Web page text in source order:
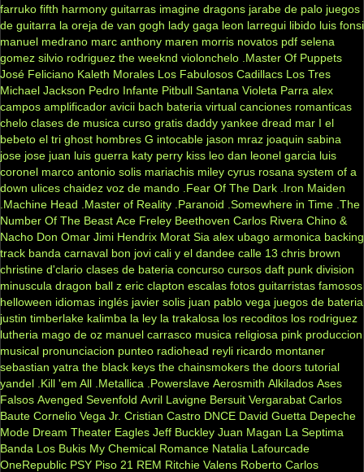
farruko fifth harmony guitarras imagine dragons jarabe de palo juegos
de guitarra la oreja de van gogh lady gaga leon larregui libido luis fonsi
manuel medrano marc anthony maren morris novatos pdf selena
gomez silvio rodriguez the weeknd violonchelo .Master Of Puppets
José Feliciano Kaleth Morales Los Fabulosos Cadillacs Los Tres
Michael Jackson Pedro Infante Pitbull Santana Violeta Parra alex
campos amplificador avicii bach bateria virtual canciones romanticas
chelo clases de musica curso gratis daddy yankee dread mar I el
bebeto el tri ghost hombres G intocable jason mraz joaquin sabina
jose jose juan luis guerra katy perry kiss leo dan leonel garcia luis
coronel marco antonio solis mariachis miley cyrus rosana system of a
down ulices chaidez voz de mando .Fear Of The Dark .Iron Maiden
.Machine Head
.Master of Reality .Paranoid .Somewhere in Time .The
Number Of The Beast Ace Freley Beethoven Carlos Rivera Chino &
Nacho Don Omar Jimi Hendrix Morat Sia alex ubago armonica backing
track banda carnaval bon jovi cali y el dandee calle 13 chris brown
christine d'clario clases de bateria concurso cursos daft punk division
minuscula dragon ball z eric clapton escalas fotos guitarristas famosos
helloween idiomas inglés javier solis juan pablo vega juegos de bateria
justin timberlake kalimba la ley la trakalosa los recoditos los rodriguez
lutheria mago de oz manuel carrasco musica religiosa pink produccion
musical pronunciacion punteo radiohead reyli ricardo montaner
sebastian yatra the black keys the chainsmokers the doors tutorial
yandel .Kill 'em All .Metallica .Powerslave Aerosmith Alkilados Ases
Falsos Avenged Sevenfold Avril Lavigne Bersuit Vergarabat Carlos
Baute Cornelio Vega Jr. Cristian Castro DNCE David Guetta Depeche
Mode Dream Theater Eagles Jeff Buckley Juan Magan La Septima
Banda Los Bukis My Chemical Romance Natalia Lafourcade
OneRepublic PSY Piso 21 REM Ritchie Valens Roberto Carlos